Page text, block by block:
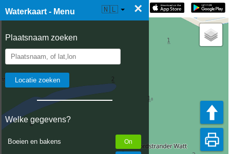
Waterkaart - Menu ×
Plaatsnaam zoeken
Welke gegevens?
Boeien en bakens
☰ Waterkaart Live 🇳🇱